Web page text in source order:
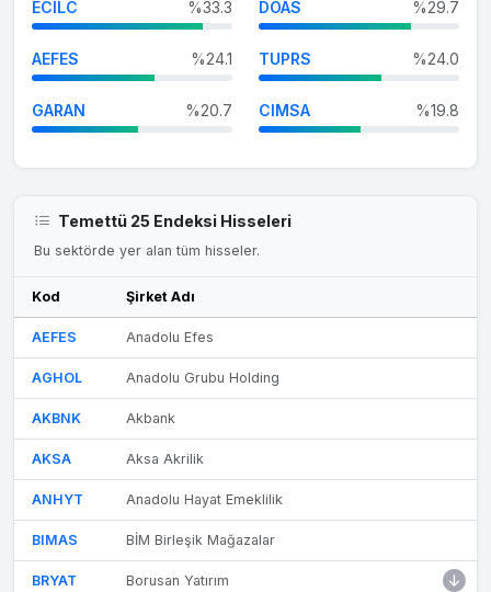
ECILC %33.3 DOAS %29.7
AEFES %24.1 TUPRS %24.0
GARAN %20.7 CIMSA %19.8
Temettü 25 Endeksi Hisseleri
Bu sektörde yer alan tüm hisseler.
Kod Şirket Adı
AEFES Anadolu Efes
AGHOL Anadolu Grubu Holding
AKBNK Akbank
AKSA Aksa Akrilik
ANHYT Anadolu Hayat Emeklilik
BIMAS BİM Birleşik Mağazalar
BRYAT Borusan Yatırım